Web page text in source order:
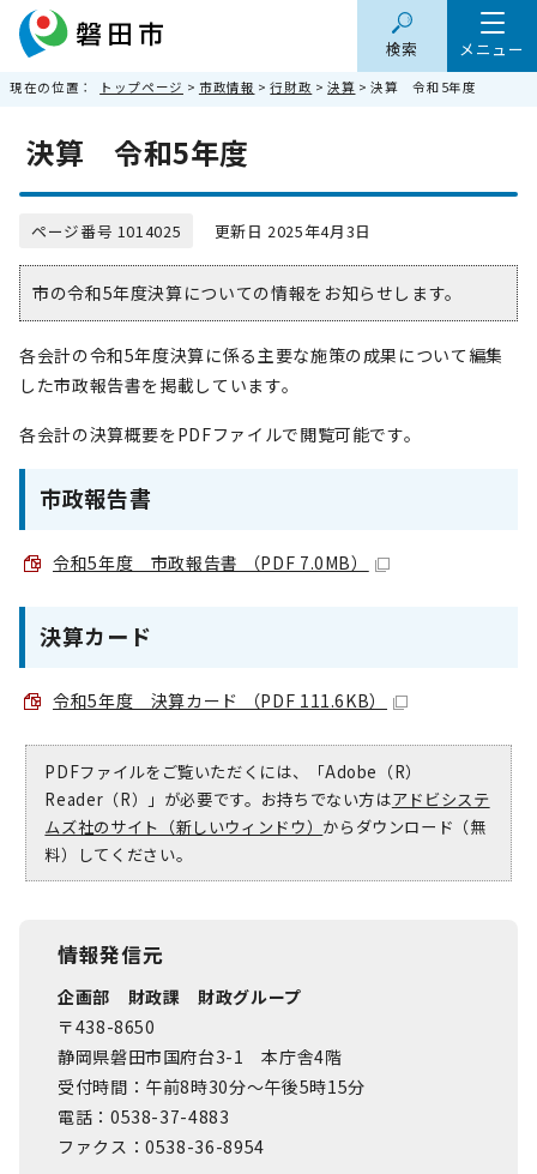
メニュー
検索
現在の位置： トップページ > 市政情報 >行財政 >決算 > 決算 令和5年度
決算 令和5年度
ページ番号 1014025 更新日 2025年4月3日
市の令和5年度決算についての情報をお知らせします。
各会計の令和5年度決算に係る主要な施策の成果について編集
した市政報告書を掲載しています。
各会計の決算概要をPDFファイルで閲覧可能です。
市政報告書
令和5年度 市政報告書 （PDF 7.0MB）
決算カード
令和5年度 決算カード （PDF 111.6KB）
PDFファイルをご覧いただくには、「Adobe（R）
Reader（R）」が必要です。お持ちでない方はアドビシステ
ムズ社のサイト（新しいウィンドウ） からダウンロード（無
料）してください。
情報発信元
企画部 財政課 財政グループ
〒438-8650
静岡県磐田市国府台3-1 本庁舎4階
受付時間：午前8時30分～午後5時15分
電話：0538-37-4883
ファクス：0538-36-8954